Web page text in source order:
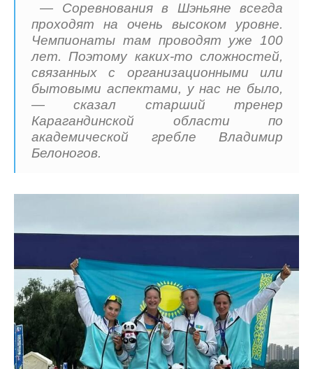
— Соревнования в Шэньяне всегда
проходят на очень высоком уровне.
Чемпионаты там проводят уже 100
лет. Поэтому каких-то сложностей,
связанных с организационными или
бытовыми аспектами, у нас не было,
— сказал старший тренер
Карагандинской области по
академической гребле Владимир
Белоногов.